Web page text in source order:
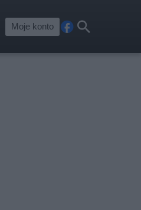
Moje konto
cebkaj